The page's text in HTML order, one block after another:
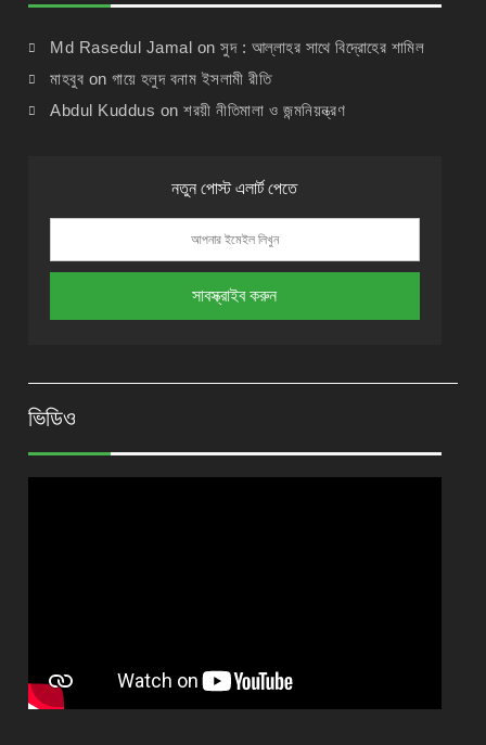
Md Rasedul Jamal onসুদ : আল্লাহর সাথে বিদ্রোহের শামিল
মাহবুব onগায়ে হলুদ বনাম ইসলামী রীতি
Abdul Kuddus onশরয়ী নীতিমালা ও জন্মনিয়ন্ত্রণ
নতুন পোস্ট এলার্ট পেতে
ভিডিও